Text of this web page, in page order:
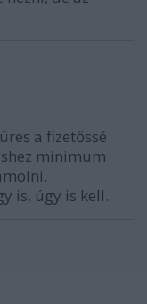
a fizetőssé
minimum
is, úgy is kell.